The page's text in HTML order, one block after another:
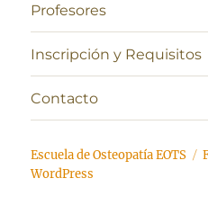
Profesores
Inscripción y Requisitos
Contacto
Escuela de Osteopatía EOTS
WordPress